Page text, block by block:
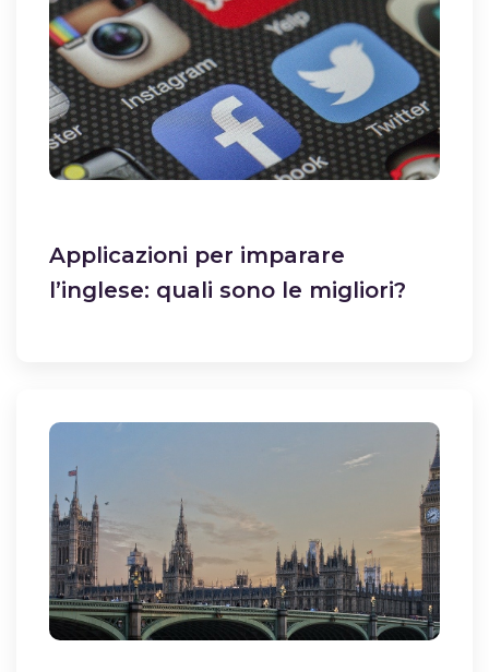
Applicazioni per imparare
l’inglese: quali sono le migliori?